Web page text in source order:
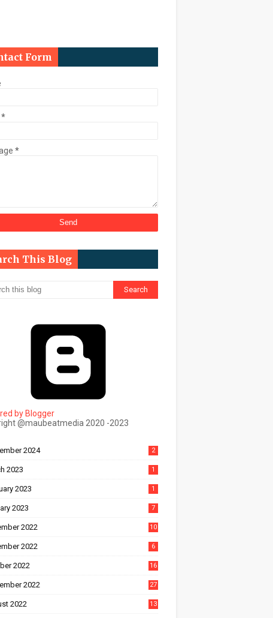
चुनाव कराने के निर्देश
एक्ट के तहत डेढ़ करोड़ की संपत्ति कुर्क
Form
*
*
This Blog
by Blogger
@maubeatmedia 2020 -2023
2024 2
2023 1
2023 1
2023 7
2022 10
2022 6
2022 16
2022 27
2022 13